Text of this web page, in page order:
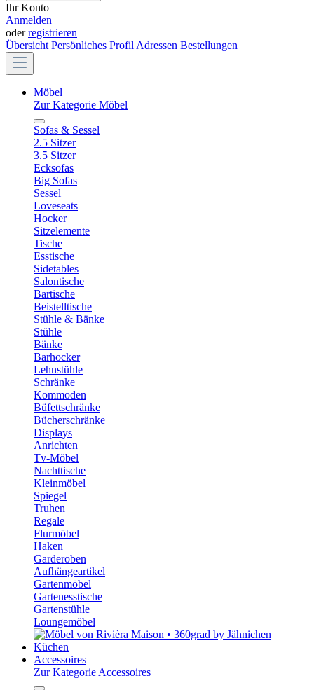
Ihr Konto
Anmelden
oderregistrieren
Übersicht Persönliches Profil Adressen Bestellungen
Möbel
Zur Kategorie Möbel
Sofas & Sessel
2.5 Sitzer
3.5 Sitzer
Ecksofas
Big Sofas
Sessel
Loveseats
Hocker
Sitzelemente
Tische
Esstische
Sidetables
Salontische
Bartische
Beistelltische
Stühle & Bänke
Stühle
Bänke
Barhocker
Lehnstühle
Schränke
Kommoden
Büfettschränke
Bücherschränke
Displays
Anrichten
Tv-Möbel
Nachttische
Kleinmöbel
Spiegel
Truhen
Regale
Flurmöbel
Haken
Garderoben
Aufhängeartikel
Gartenmöbel
Gartenesstische
Gartenstühle
Loungemöbel
Küchen
Accessoires
Zur Kategorie Accessoires